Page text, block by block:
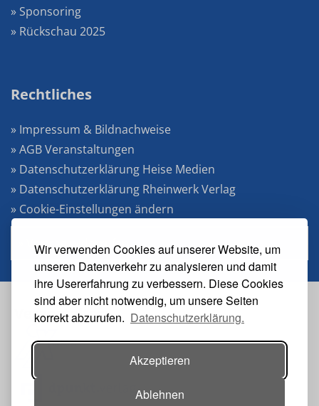
Wir verwenden Cookies auf unserer Website, um
unseren Datenverkehr zu analysieren und damit
ihre Usererfahrung zu verbessern. Diese Cookies
sind aber nicht notwendig, um unsere Seiten
korrekt abzurufen. Datenschutzerklärung.
Akzeptieren
Ablehnen
» Sponsoring
» Rückschau 2025
Rechtliches
» Impressum & Bildnachweise
» AGB Veranstaltungen
» Datenschutzerklärung Heise Medien
» Datenschutzerklärung Rheinwerk Verlag
» Cookie-Einstellungen ändern
» Vertrag widerrufen
Veranstalter: